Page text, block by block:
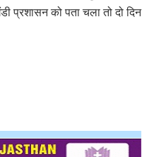
प्रशासन को पता चला तो दो दिन